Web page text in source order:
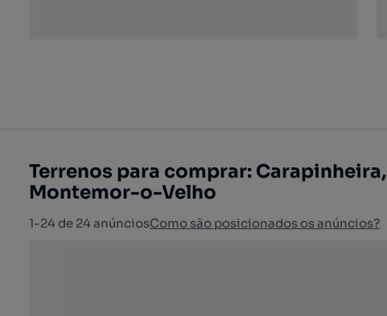
Terrenos para comprar: Carapinheira,
Montemor-o-Velho
1-24 de 24 anúnciosComo são posicionados os anúncios?